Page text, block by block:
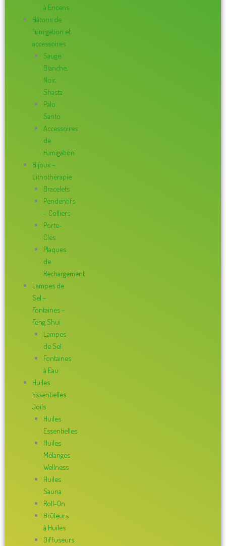
à Encens
Bâtons de
fumigation et
accessoires
Sauge
Blanche,
Noir,
Shasta
Palo
Santo
Accessoires
de
Fumigation
Bijoux –
Lithothérapie
Bracelets
Pendentifs
– Colliers
Porte-
Clés
Plaques
de
Rechargement
Lampes de
Sel –
Fontaines –
Feng Shui
Lampes
de Sel
Fontaines
à Eau
Huiles
Essentielles
Joils
Huiles
Essentielles
Huiles
Mélanges
Wellness
Huiles
Sauna
Roll-On
Brûleurs
à Huiles
Diffuseurs